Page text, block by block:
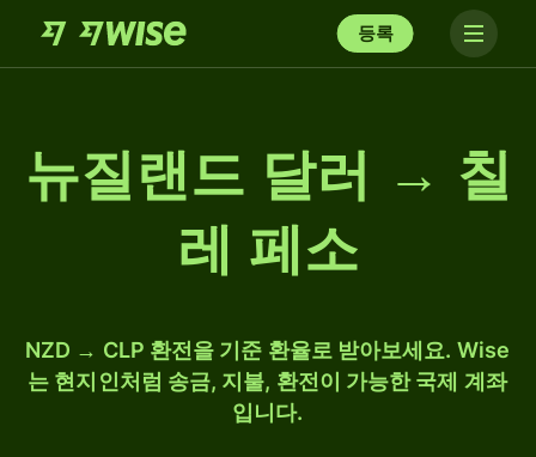
등록
뉴질랜드 달러 → 칠
레 페소
NZD → CLP 환전을 기준 환율로 받아보세요. Wise
는 현지인처럼 송금, 지불, 환전이 가능한 국제 계좌
입니다.